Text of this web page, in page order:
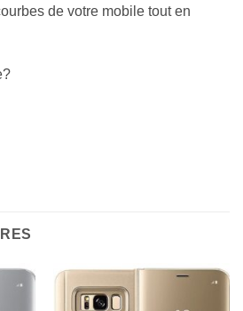
de votre mobile tout en